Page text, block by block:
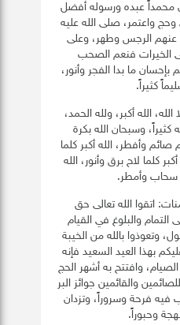
محمداً عبده ورسوله أفضل
واعتمر، صلى الله عليه
عنهم الرجس وطهر، وعلى
الخيرات فنعم الصحب
بإحسان ما بدا الفجر وأنور،
كثيراً.
الله، الله أكبر، ولله الحمد،
كثيراً، وسبحان الله بكرة
صائم وأفطر، الله أكبر كلما
كلما لاح برق وأنور، الله
سحاب وأمطر.
اتقوا الله تعالى حق
التمام والبلوغ في القيام
وتعوذوا بالله من الخيبة
بهذا العيد السعيد فإنه
وافتتح به أشهر الحج
والقائمين جوائز البر
فيه فرحة وسروراً، وتزدان
وحبوراً.